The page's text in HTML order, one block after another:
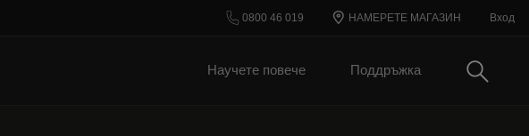
0800 46 019 НАМЕРЕТЕ МАГАЗИН Вход
Научете повече Поддръжка Търси